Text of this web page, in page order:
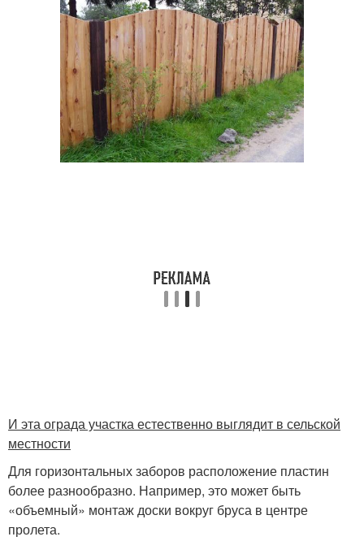
И эта ограда участка естественно выглядит в сельской
местности
Для горизонтальных заборов расположение пластин
более разнообразно. Например, это может быть
«объемный» монтаж доски вокруг бруса в центре
пролета.